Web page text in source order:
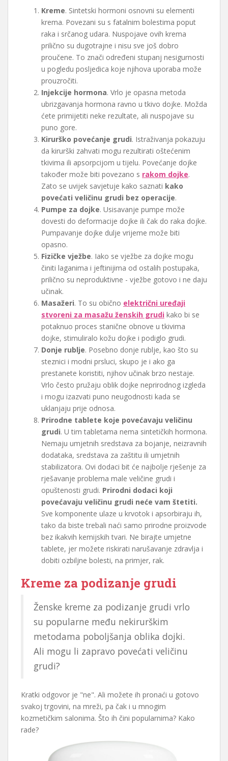
Kreme. Sintetski hormoni osnovni su elementi
krema. Povezani su s fatalnim bolestima poput
raka i srčanog udara. Nuspojave ovih krema
prilično su dugotrajne i nisu sve još dobro
proučene. To znači određeni stupanj nesigurnosti
u pogledu posljedica koje njihova uporaba može
prouzročiti.
Injekcije hormona. Vrlo je opasna metoda
ubrizgavanja hormona ravno u tkivo dojke. Možda
ćete primijetiti neke rezultate, ali nuspojave su
puno gore.
Kirurško povećanje grudi. Istraživanja pokazuju
da kirurški zahvati mogu rezultirati oštećenim
tkivima ili apsorpcijom u tijelu. Povećanje dojke
također može biti povezano s rakom dojke.
Zato se uvijek savjetuje kako saznati kako
povećati veličinu grudi bez operacije.
Pumpe za dojke. Usisavanje pumpe može
dovesti do deformacije dojke ili čak do raka dojke.
Pumpavanje dojke dulje vrijeme može biti
opasno.
Fizičke vježbe. Iako se vježbe za dojke mogu
činiti laganima i jeftinijima od ostalih postupaka,
prilično su neproduktivne - vježbe gotovo i ne daju
učinak.
Masažeri. To su obično električni uređaji
stvoreni za masažu ženskih grudi kako bi se
potaknuo proces stanične obnove u tkivima
dojke, stimuliralo kožu dojke i podiglo grudi.
Donje rublje. Posebno donje rublje, kao što su
steznici i modni prsluci, skupo je i ako ga
prestanete koristiti, njihov učinak brzo nestaje.
Vrlo često pružaju oblik dojke neprirodnog izgleda
i mogu izazvati puno neugodnosti kada se
uklanjaju prije odnosa.
Prirodne tablete koje povećavaju veličinu
grudi. U tim tabletama nema sintetičkih hormona.
Nemaju umjetnih sredstava za bojanje, neizravnih
dodataka, sredstava za zaštitu ili umjetnih
stabilizatora. Ovi dodaci bit će najbolje rješenje za
rješavanje problema male veličine grudi i
opuštenosti grudi. Prirodni dodaci koji
povećavaju veličinu grudi neće vam štetiti.
Sve komponente ulaze u krvotok i apsorbiraju ih,
tako da biste trebali naći samo prirodne proizvode
bez ikakvih kemijskih tvari. Ne birajte umjetne
tablete, jer možete riskirati narušavanje zdravlja i
dobiti ozbiljne bolesti, na primjer, rak.
Kreme za podizanje grudi
Ženske kreme za podizanje grudi vrlo
su popularne među nekirurškim
metodama poboljšanja oblika dojki.
Ali mogu li zapravo povećati veličinu
grudi?
Kratki odgovor je "ne". Ali možete ih pronaći u gotovo
svakoj trgovini, na mreži, pa čak i u mnogim
kozmetičkim salonima. Što ih čini popularnima? Kako
rade?